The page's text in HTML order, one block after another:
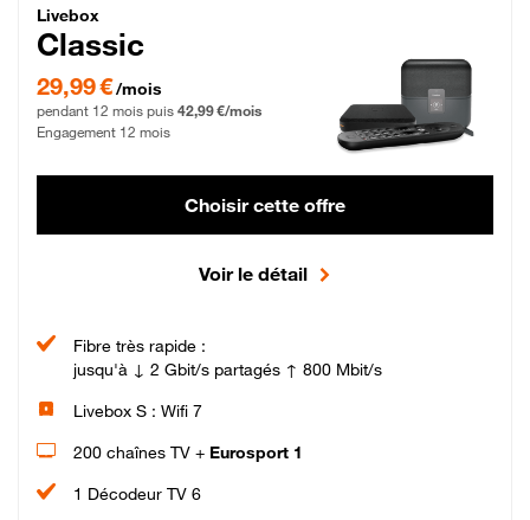
Livebox Classic Fibre
Livebox
Classic
29,99 € par mois pendant 12 mois puis 42,99 € par mois, Engagement 12 mois
29,99 €/mois
pendant 12 mois puis 42,99 €/mois
Engagement 12 mois
Choisir cette offre
Voir le détail
Fibre très rapide :
jusqu'à ↓ 2 Gbit/s partagés ↑ 800 Mbit/s
Livebox S : Wifi 7
200 chaînes TV + Eurosport 1
1 Décodeur TV 6